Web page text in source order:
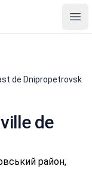
de Dnipropetrovsk
de
район,